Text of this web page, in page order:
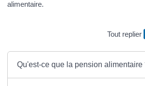
alimentaire.
Tout replier
Qu'est-ce que la pension alimentaire